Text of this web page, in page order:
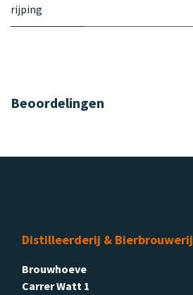
rijping
Beoordelingen
Distilleerderij & Bierbrouwerij
Brouwhoeve
Carrer Watt 1